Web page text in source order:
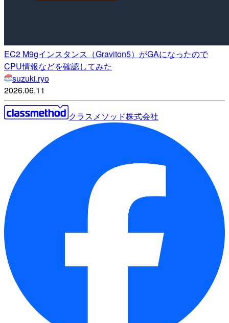
EC2 M9gインスタンス（Graviton5）がGAになったので
CPU情報などを確認してみた
suzuki.ryo
2026.06.11
クラスメソッド株式会社